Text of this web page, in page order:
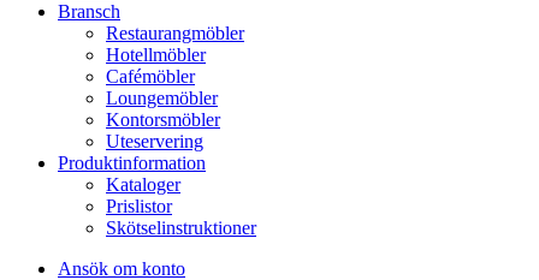
Bransch
Restaurangmöbler
Hotellmöbler
Cafémöbler
Loungemöbler
Kontorsmöbler
Uteservering
Produktinformation
Kataloger
Prislistor
Skötselinstruktioner
Ansök om konto